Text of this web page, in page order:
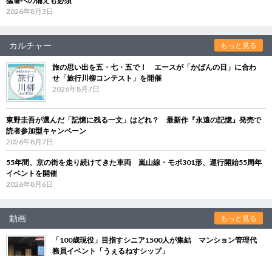
2026年8月3日
カルチャー もっと見る
旅の思い出を五・七・五で！ エースが「かばんの日」に合わ
せ「旅行川柳コンテスト」を開催
2026年8月7日
東野圭吾が選んだ「記憶に残る一文」はどれ？ 最新作『永遠の記憶』発売で
読者参加型キャンペーン
2026年8月7日
55年間、京の街を走り続けてきた車両 嵐山線・モボ301形、運行開始55周年
イベントを開催
2026年8月6日
動画 もっと見る
「100歳現役」目指すシニア1500人が集結 マンション管理代
務員イベント「うぇるねすシップ」